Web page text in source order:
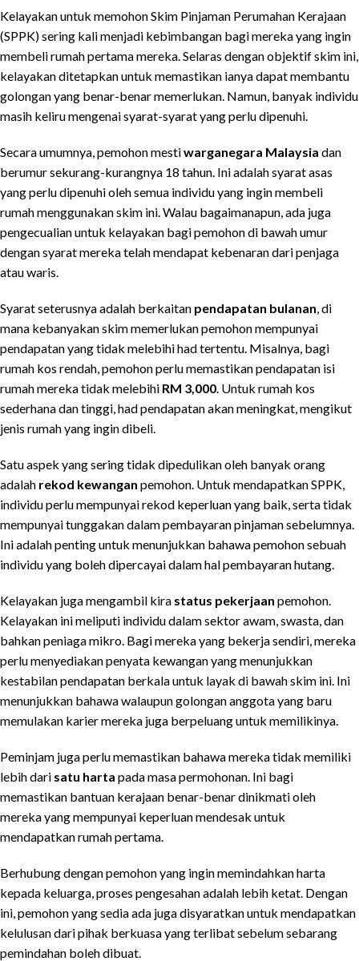
Kelayakan untuk memohon Skim Pinjaman Perumahan Kerajaan
(SPPK) sering kali menjadi kebimbangan bagi mereka yang ingin
membeli rumah pertama mereka. Selaras dengan objektif skim ini,
kelayakan ditetapkan untuk memastikan ianya dapat membantu
golongan yang benar-benar memerlukan. Namun, banyak individu
masih keliru mengenai syarat-syarat yang perlu dipenuhi.
Secara umumnya, pemohon mestiwarganegara Malaysia dan
berumur sekurang-kurangnya 18 tahun. Ini adalah syarat asas
yang perlu dipenuhi oleh semua individu yang ingin membeli
rumah menggunakan skim ini. Walau bagaimanapun, ada juga
pengecualian untuk kelayakan bagi pemohon di bawah umur
dengan syarat mereka telah mendapat kebenaran dari penjaga
atau waris.
Syarat seterusnya adalah berkaitan pendapatan bulanan , di
mana kebanyakan skim memerlukan pemohon mempunyai
pendapatan yang tidak melebihi had tertentu. Misalnya, bagi
rumah kos rendah, pemohon perlu memastikan pendapatan isi
rumah mereka tidak melebihi RM 3,000 . Untuk rumah kos
sederhana dan tinggi, had pendapatan akan meningkat, mengikut
jenis rumah yang ingin dibeli.
Satu aspek yang sering tidak dipedulikan oleh banyak orang
adalah rekod kewangan pemohon. Untuk mendapatkan SPPK,
individu perlu mempunyai rekod keperluan yang baik, serta tidak
mempunyai tunggakan dalam pembayaran pinjaman sebelumnya.
Ini adalah penting untuk menunjukkan bahawa pemohon sebuah
individu yang boleh dipercayai dalam hal pembayaran hutang.
Kelayakan juga mengambil kira status pekerjaan pemohon.
Kelayakan ini meliputi individu dalam sektor awam, swasta, dan
bahkan peniaga mikro. Bagi mereka yang bekerja sendiri, mereka
perlu menyediakan penyata kewangan yang menunjukkan
kestabilan pendapatan berkala untuk layak di bawah skim ini. Ini
menunjukkan bahawa walaupun golongan anggota yang baru
memulakan karier mereka juga berpeluang untuk memilikinya.
Peminjam juga perlu memastikan bahawa mereka tidak memiliki
lebih dari satu harta pada masa permohonan. Ini bagi
memastikan bantuan kerajaan benar-benar dinikmati oleh
mereka yang mempunyai keperluan mendesak untuk
mendapatkan rumah pertama.
Berhubung dengan pemohon yang ingin memindahkan harta
kepada keluarga, proses pengesahan adalah lebih ketat. Dengan
ini, pemohon yang sedia ada juga disyaratkan untuk mendapatkan
kelulusan dari pihak berkuasa yang terlibat sebelum sebarang
pemindahan boleh dibuat.